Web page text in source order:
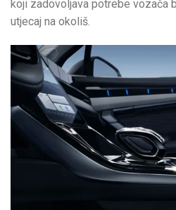
koji zadovoljava potrebe vozača
utjecaj na okoliš.